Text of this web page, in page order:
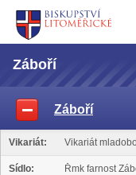
Záboří
Záboří
Vikariát: Vikariát
Sídlo: Řmk farnost